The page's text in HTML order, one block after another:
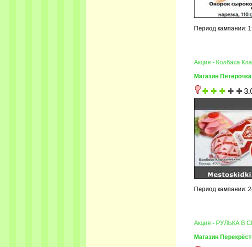
Период кампании:
Акция - Колбаса
Магазин Пятёрочка
Период кампании:
Акция - РУЛЬКА В
Магазин